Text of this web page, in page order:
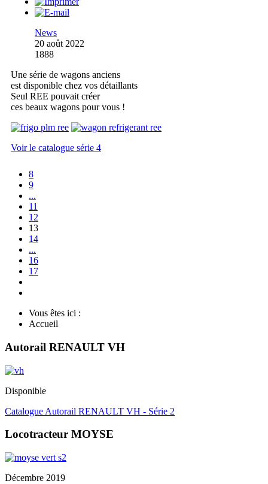
News
20 août 2022
1888
Une série de wagons anciens
est disponible chez vos détaillants
Seul REE pouvait créer
ces beaux wagons pour vous !
Voir le catalogue série 4
8
9
...
11
12
13
14
...
16
17
Vous êtes ici :
Accueil
Autorail RENAULT VH
Disponible
Catalogue Autorail RENAULT VH - Série 2
Locotracteur MOYSE
Décembre 2019